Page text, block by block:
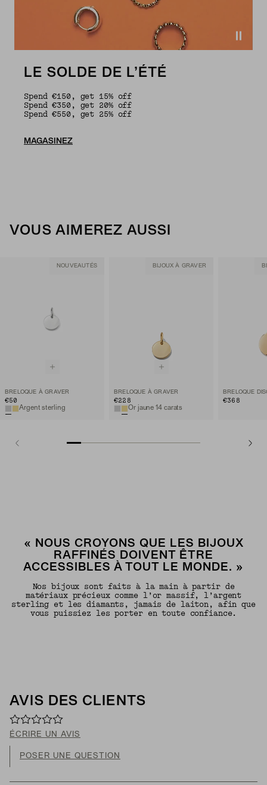
LE SOLDE DE L’ÉTÉ
Spend €150, get 15% off
Spend €350, get 20% off
Spend €550, get 25% off
MAGASINEZ
VOUS AIMEREZ AUSSI
NOUVEAUTÉS
BRELOQUE À GRAVER
€50
Argent sterling
BIJOUX À GRAVER
BRELOQUE À GRAVER
€228
Or jaune 14 carats
€368
« NOUS CROYONS QUE LES BIJOUX
RAFFINÉS DOIVENT ÊTRE
ACCESSIBLES À TOUT LE MONDE. »
Nos bijoux sont faits à la main à partir de
matériaux précieux comme l’or massif, l’argent
sterling et les diamants, jamais de laiton, afin que
vous puissiez les porter en toute confiance.
AVIS DES CLIENTS
ÉCRIRE UN AVIS
POSER UNE QUESTION